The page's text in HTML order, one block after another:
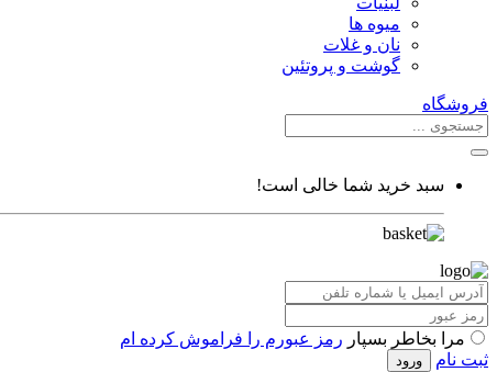
میوه ها
نان و غلات
گوشت و پروتئین
فروشگاه
سبد خرید شما خالی است!
مرا بخاطر بسپار رمز عبورم را فراموش کرده ام
ثبت نام